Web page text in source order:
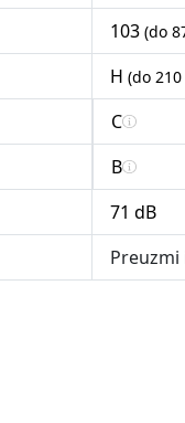
103 (do
H (do
C
B
71 dB